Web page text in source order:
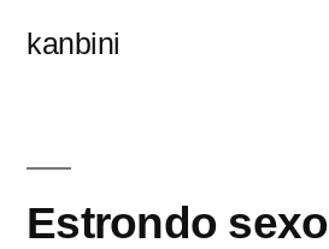
kanbini
Estrondo sexo